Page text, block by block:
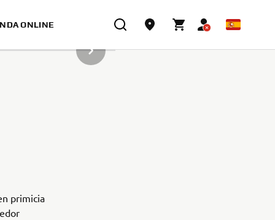
ONLINE
SIGUIENTE ELEMENTO DE LA GALERÍA
primicia